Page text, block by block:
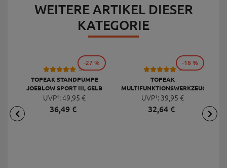
WEITERE ARTIKEL DIESER
KATEGORIE
53
TOPEAK STANDPUMPE
JOEBLOW SPORT III, GELB
UVP¹:49,95 €
36,49€
-27 %
9
TOPEAK
MULTIFUNKTIONSWERKZEUG
MINI 20 PRO
UVP¹: 39,95 €
32,64€
-18 %